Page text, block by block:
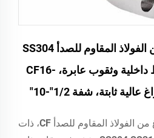
وصلة نصـف أنبوبية من الفولاذ المقاوم للصدأ SS304
وSS316L، ذات خيوط داخلية وثقوب عابرة، CF16-
شفة نصف خرطوم فراغ من الفولاذ المقاوم للصدأ CF، ذات